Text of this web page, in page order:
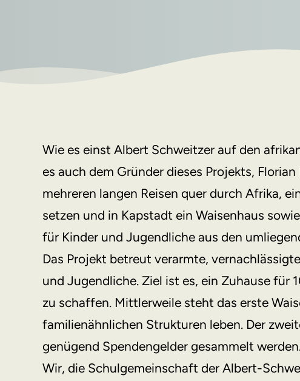
Wie es einst Albert Schweitzer auf den
es auch dem Gründer dieses Projekts,
mehreren langen Reisen quer durch Afrika,
setzen und in Kapstadt ein Waisenhaus
für Kinder und Jugendliche aus den
Das Projekt betreut verarmte,
und Jugendliche. Ziel ist es, ein Zuhause
zu schaffen. Mittlerweile steht das erste
familienähnlichen Strukturen leben. Der
genügend Spendengelder gesammelt
Wir, die Schulgemeinschaft der Albert-